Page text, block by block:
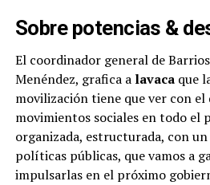
Sobre potencias &
El coordinador general de
Menéndez, grafica a lavacaque
movilización tiene que ver con
movimientos sociales en todo el
organizada, estructurada, con
políticas públicas, que vamos a
impulsarlas en el próximo